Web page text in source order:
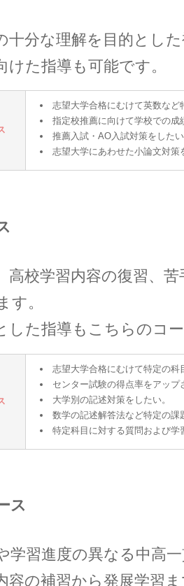
十分な理解を目的とし
けた指導も可能です。
志望大学合格にむけて英数な
指定校推薦に向けて学校での成
推薦入試・AO入試対策をした
志望大学にあわせた小論文対策
高校学習内容の復習、
す。
した指導もこちらのコ
志望大学合格にむけて特定の科
センター試験の得点率をアッ
大学別の記述対策をしたい。
数学の記述解答法など特定の課
特定科目に対する質問および
ス
学習進度の異なる中高
容の補習から発展学習